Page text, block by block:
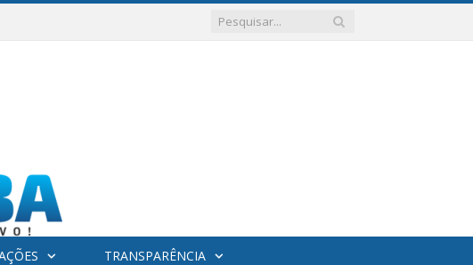
TRANSPARÊNCIA